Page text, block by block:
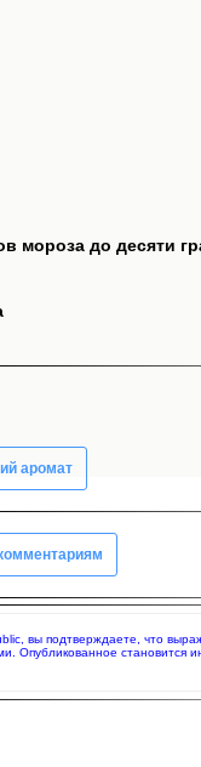
мороза до десяти
аромат
вы подтверждаете, что
становится